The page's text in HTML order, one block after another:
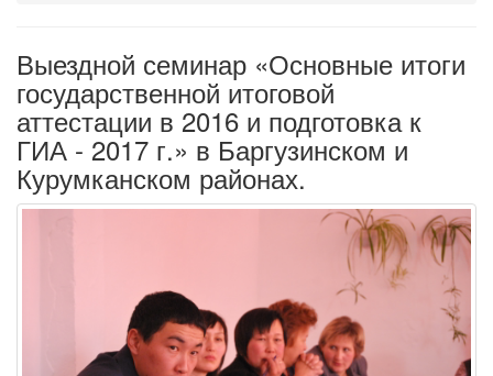
Выездной семинар «Основные итоги
государственной итоговой
аттестации в 2016 и подготовка к
ГИА - 2017 г.» в Баргузинском и
Курумканском районах.